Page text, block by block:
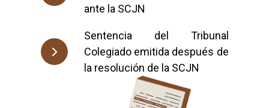
ante la SCJN
Sentencia del Tribunal
Colegiado emitida después de
la resolución de la SCJN